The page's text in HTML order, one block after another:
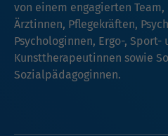
von einem engagierten
Ärztinnen, Pflegekräften,
Psychologinnen, Ergo-,
Kunsttherapeutinnen sowie
Sozialpädagoginnen.